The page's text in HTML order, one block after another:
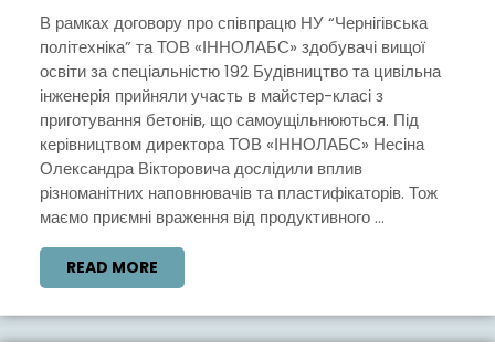
З
В рамках договору про співпрацю НУ “Чернігівська
політехніка” та ТОВ «ІННОЛАБС» здобувачі вищої
освіти за спеціальністю 192 Будівництво та цивільна
інженерія прийняли участь в майстер-класі з
приготування бетонів, що самоущільнюються. Під
керівництвом директора ТОВ «ІННОЛАБС» Несіна
Олександра Вікторовича дослідили вплив
різноманітних наповнювачів та пластифікаторів. Тож
маємо приємні враження від продуктивного ...
READ MORE
MORE